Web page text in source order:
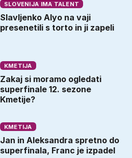
SLOVENIJA IMA TALENT
Slavljenko Alyo na vaji
presenetili s torto in ji zapeli
KMETIJA
Zakaj si moramo ogledati
superfinale 12. sezone
Kmetije?
KMETIJA
Jan in Aleksandra spretno do
superfinala, Franc je izpadel